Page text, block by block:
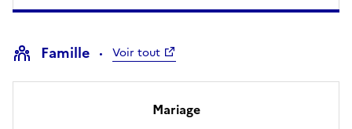
Famille Voir tout
Mariage